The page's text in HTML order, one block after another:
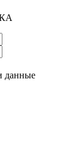
данные